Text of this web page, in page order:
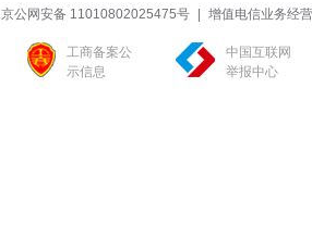
京公网安备 11010802025475号 增值电信业务经
工商备案公
示信息
中国互联网
举报中心